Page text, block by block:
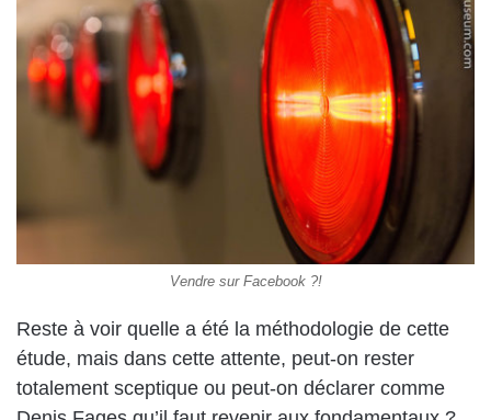
Vendre sur Facebook ?!
Reste à voir quelle a été la méthodologie de cette
étude, mais dans cette attente, peut-on rester
totalement sceptique ou peut-on déclarer comme